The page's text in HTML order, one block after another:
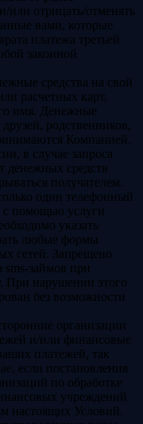
или отрицать/отменять
вами, которые
платежа третьей
законной
средства на свой
расчетных карт,
имя. Денежные
друзей, родственников,
Компанией.
в случае запроса
денежных средств
получателем.
один телефонный
с помощью услуги
указать
любые формы
сетей. Запрещено
sms-займов при
При нарушении этого
без возможности
организации
и/или финансовые
платежей, так
если постановления
по обработке
учреждений
настоящих Условий.